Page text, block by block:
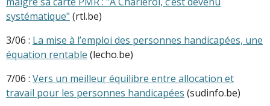
systématique" (rtl.be)
3/06 : La mise à l’emploi des personnes handicapées, une
équation rentable (lecho.be)
7/06 : Vers un meilleur équilibre entre allocation et
travail pour les personnes handicapées (sudinfo.be)